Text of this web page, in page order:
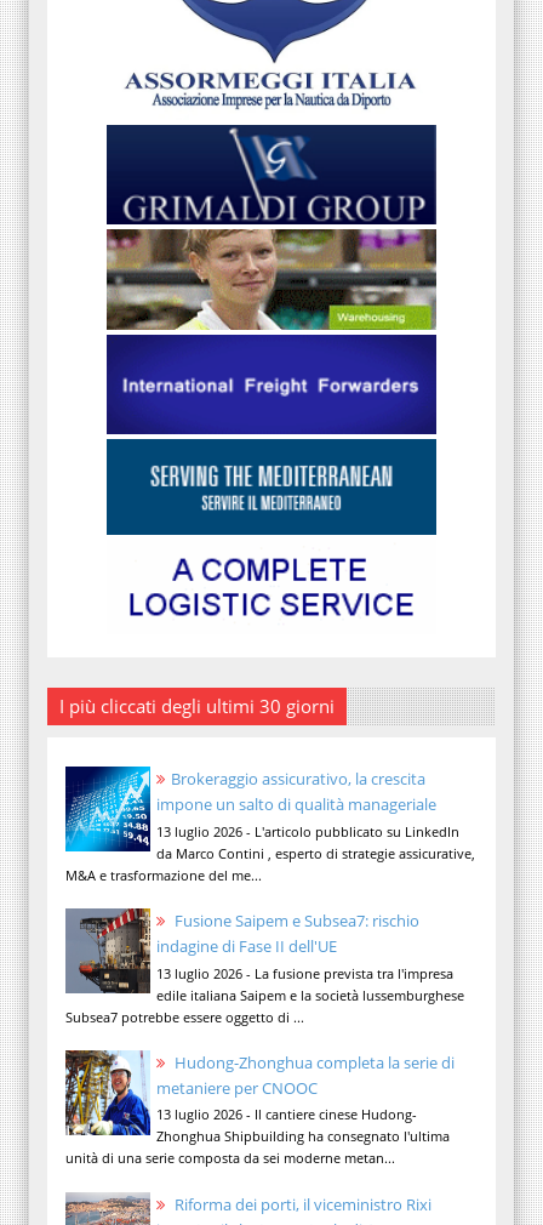
I più cliccati degli ultimi 30 giorni
Brokeraggio assicurativo, la crescita
impone un salto di qualità manageriale
13 luglio 2026 - L'articolo pubblicato su LinkedIn
da Marco Contini , esperto di strategie assicurative,
M&A e trasformazione del me...
Fusione Saipem e Subsea7: rischio
indagine di Fase II dell'UE
13 luglio 2026 - La fusione prevista tra l'impresa
edile italiana Saipem e la società lussemburghese
Subsea7 potrebbe essere oggetto di ...
Hudong-Zhonghua completa la serie di
metaniere per CNOOC
13 luglio 2026 - Il cantiere cinese Hudong-
Zhonghua Shipbuilding ha consegnato l'ultima
unità di una serie composta da sei moderne metan...
Riforma dei porti, il viceministro Rixi